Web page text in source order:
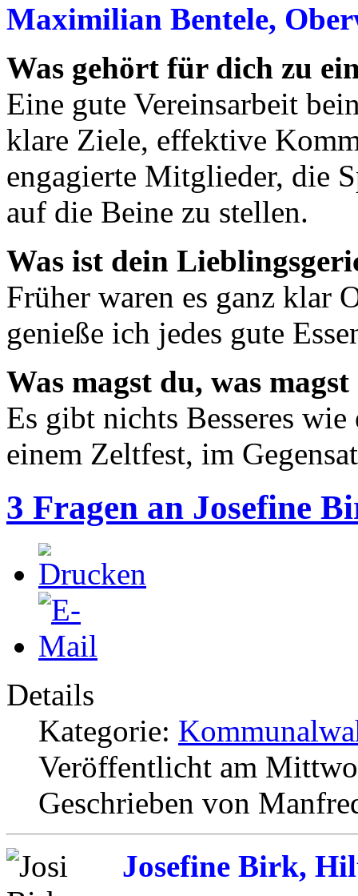
Maximilian Bentele,
Was gehört für dich zu
Eine gute Vereinsarbeit
klare Ziele, effektive
engagierte Mitglieder, die
auf die Beine zu stellen.
Was ist dein
Früher waren es ganz klar
genieße ich jedes gute
Was magst du, was
Es gibt nichts Besseres
einem Zeltfest, im
3 Fragen an Josefine
Details
Kategorie:
Veröffentlicht am
Geschrieben von
Josefine Birk,